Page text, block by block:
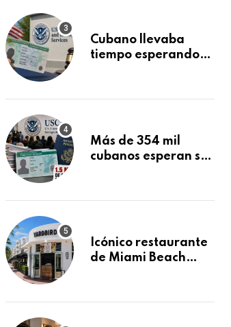
Cubano llevaba
tiempo esperando
tras Writ of
Más de 354 mil
cubanos esperan su
acumula 1.5 millones
Icónico restaurante
de Miami Beach
después de 15 años